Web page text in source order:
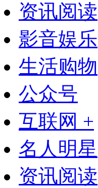
资讯阅读
影音娱乐
生活购物
公众号
互联网 +
名人明星
资讯阅读